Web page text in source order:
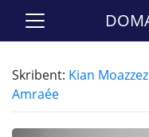
Skribent: Kian Moazzez
Amraée